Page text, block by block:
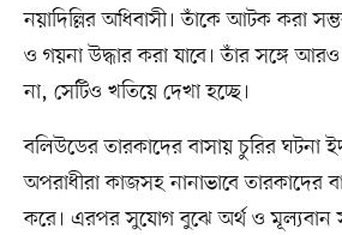
নয়াদিল্লির অধিবাসী। তাঁকে আটক করা
ও গয়না উদ্ধার করা যাবে। তাঁর সঙ্গে
না, সেটিও খতিয়ে দেখা হচ্ছে।
বলিউডের তারকাদের বাসায় চুরির ঘটনা
অপরাধীরা কাজসহ নানাভাবে তারকাদের
করে। এরপর সুযোগ বুঝে অর্থ ও মূল্যবান